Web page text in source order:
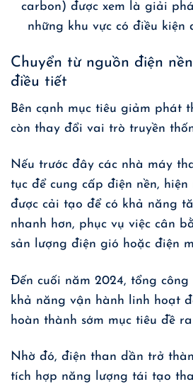
carbon) được xem là giải
những khu vực có điều kiện
Chuyển từ nguồn điện
điều tiết
Bên cạnh mục tiêu giảm phát
còn thay đổi vai trò truyền
Nếu trước đây các nhà máy
tục để cung cấp điện nền,
được cải tạo để có khả năng
nhanh hơn, phục vụ việc cân
sản lượng điện gió hoặc điện
Đến cuối năm 2024, tổng công
khả năng vận hành linh hoạt
hoàn thành sớm mục tiêu đề
Nhờ đó, điện than dần trở
tích hợp năng lượng tái tạo